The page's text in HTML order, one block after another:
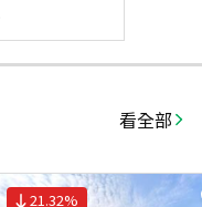
看全部
21.32%